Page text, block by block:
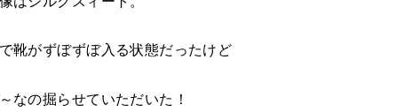
靴がずぼずぼ入る状態だったけど
なの掘らせていただいた！